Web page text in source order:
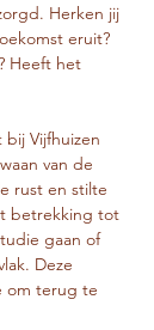
Herken jij
eruit?
Heeft het
Vijfhuizen
van de
rust en stilte
betrekking tot
gaan of
Deze
om terug te